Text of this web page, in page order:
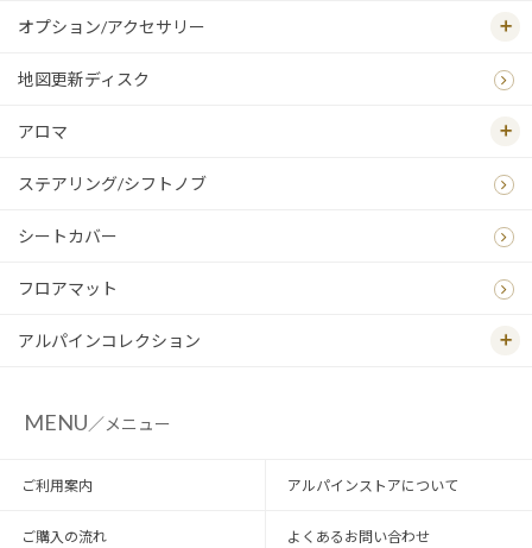
オプション/アクセサリー
地図更新ディスク
アロマ
ステアリング/シフトノブ
シートカバー
フロアマット
アルパインコレクション
MENU／メニュー
ご利用案内 アルパインストアについて
ご購入の流れ よくあるお問い合わせ